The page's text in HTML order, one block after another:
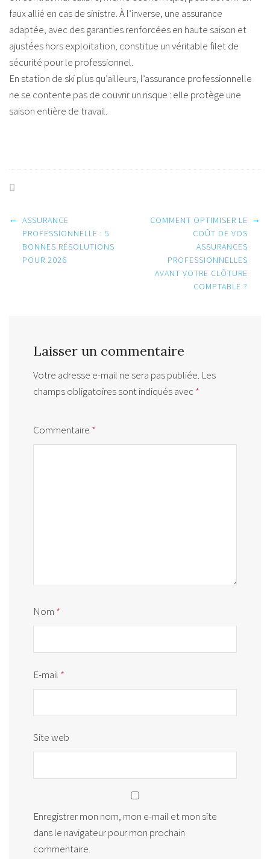
faux allié en cas de sinistre. À l’inverse, une assurance
adaptée, avec des garanties renforcées en haute saison et
ajustées hors exploitation, constitue un véritable filet de
sécurité pour le professionnel.
En station de ski plus qu’ailleurs, l’assurance professionnelle
ne se contente pas de couvrir un risque : elle protège une
saison entière de travail.
Post
navigation
← ASSURANCE
PROFESSIONNELLE : 5
BONNES RÉSOLUTIONS
POUR 2026
COMMENT OPTIMISER LE
COÛT DE VOS
ASSURANCES
PROFESSIONNELLES
AVANT VOTRE CLÔTURE
COMPTABLE ?
→
Laisser un commentaire
Votre adresse e-mail ne sera pas publiée. Les
champs obligatoires sont indiqués avec*
Commentaire *
Nom *
E-mail *
Site web
Enregistrer mon nom, mon e-mail et mon site
dans le navigateur pour mon prochain
commentaire.